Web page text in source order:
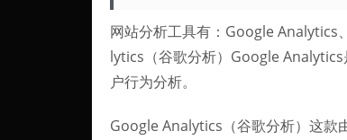
网站分析工具有：Google Analytics
lytics（谷歌分析）Google
户行为分析。
Google Analytics（谷歌分析）这款